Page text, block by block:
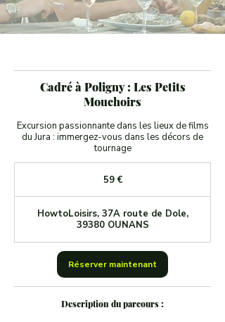
Cadré à Poligny : Les Petits
Mouchoirs
Excursion passionnante dans les lieux de films
du Jura : immergez-vous dans les décors de
tournage
59 €
HowtoLoisirs, 37A route de Dole,
39380 OUNANS
Réserver maintenant
Description du parcours :